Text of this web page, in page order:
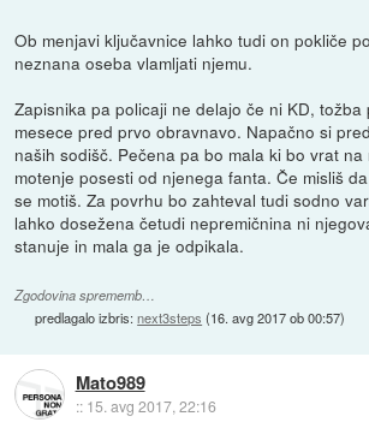
Ob menjavi ključavnice lahko tudi on pokliče
neznana oseba vlamljati njemu.
Zapisnika pa policaji ne delajo če ni KD, tožba
mesece pred prvo obravnavo. Napačno si
naših sodišč. Pečena pa bo mala ki bo vrat
motenje posesti od njenega fanta. Če misliš
se motiš. Za povrhu bo zahteval tudi sodno
lahko dosežena četudi nepremičnina ni
stanuje in mala ga je odpikala.
Zgodovina sprememb…
predlagalo izbris:next3steps (16. avg 2017 ob 00:57)
Mato989
:: 15. avg 2017, 22:16